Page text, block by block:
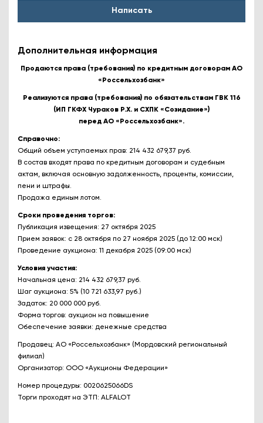
Написать
Дополнительная информация
Продаются права (требования) по кредитным договорам АО
«Россельхозбанк»
Реализуются права (требования) по обязательствам ГВК 116
(ИП ГКФХ Чураков Р.Х. и СХПК «Созидание»)
перед АО «Россельхозбанк».
Справочно:
Общий объем уступаемых прав: 214 432 679,37 руб.
В состав входят права по кредитным договорам и судебным
актам, включая основную задолженность, проценты, комиссии,
пени и штрафы.
Продажа единым лотом.
Сроки проведения торгов:
Публикация извещения: 27 октября 2025
Прием заявок: с 28 октября по 27 ноября 2025 (до 12:00 мск)
Проведение аукциона: 11 декабря 2025 (09:00 мск)
Условия участия:
Начальная цена: 214 432 679,37 руб.
Шаг аукциона: 5% (10 721 633,97 руб.)
Задаток: 20 000 000 руб.
Форма торгов: аукцион на повышение
Обеспечение заявки: денежные средства
Продавец: АО «Россельхозбанк» (Мордовский региональный
филиал)
Организатор: ООО «Аукционы Федерации»
Номер процедуры: 0020625066DS
Торги проходят на ЭТП: ALFALOT